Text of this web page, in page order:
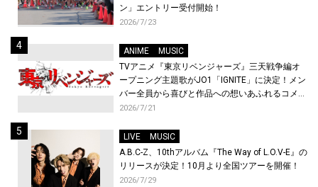
ン」エントリー受付開始！
2026/7/23
ANIME
MUSIC
TVアニメ『東京リベンジャーズ』三天戦争編オ
ープニング主題歌がJO1「IGNITE」に決定！メン
バー全員から喜びと作品への想いあふれるコメン
トが到着！9月に東京・大阪で先行上映会を開
2026/7/21
LIVE
MUSIC
A.B.C-Z、10thアルバム『The Way of L.O.V-E』の
リリースが決定！10月より全国ツアーを開催！
2026/7/29